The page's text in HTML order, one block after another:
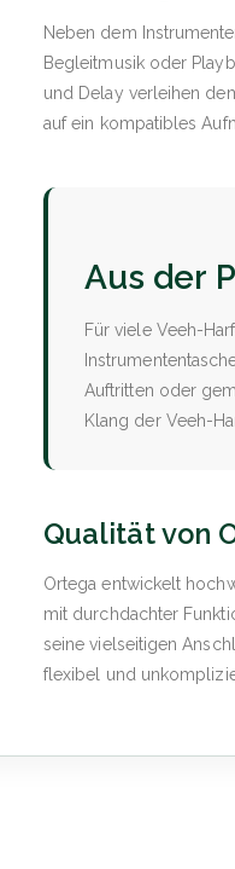
Neben dem
Begleitmusik oder
und Delay verleihen
auf ein kompatibles
Aus der
Für viele Veeh-
Auftritten oder
Klang der Veeh-
Qualität von
Ortega entwickelt
mit durchdachter
seine vielseitigen
flexibel und